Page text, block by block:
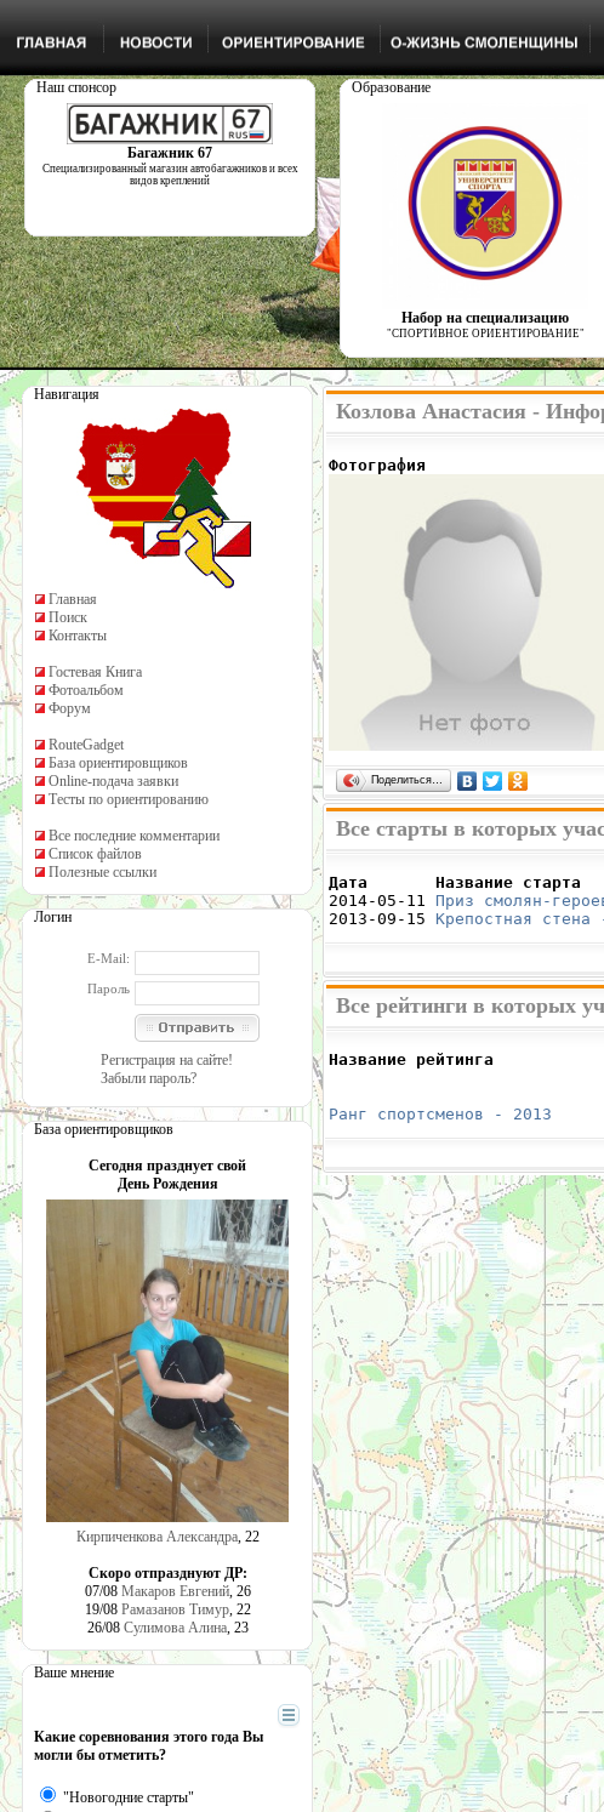
Наш спонсор
Багажник 67
Специализированный магазин автобагажников и всех
видов креплений
Образование
Набор на специализацию
"СПОРТИВНОЕ ОРИЕНТИРОВАНИЕ"
Навигация
Главная
Поиск
Контакты
Гостевая Книга
Фотоальбом
Форум
RouteGadget
База ориентировщиков
Online-подача заявки
Тесты по ориентированию
Все последние комментарии
Список файлов
Полезные ссылки
Логин
E-Mail:
Пароль
Регистрация на сайте!
Забыли пароль?
База ориентировщиков
Сегодня празднует свой
День Рождения
Кирпиченкова Александра, 22
Скоро отпразднуют ДР:
07/08 Макаров Евгений, 26
19/08 Рамазанов Тимур, 22
26/08 Сулимова Алина, 23
Ваше мнение
Какие соревнования этого года Вы
могли бы отметить?
"Новогодние старты"
Козлова Анастасия -
Фотография
Поделиться…
Все старты в которых
Дата       Название
2014-05-11 Приз смолян-
2013-09-15 Крепостная стена
Все рейтинги в которых
Название рейтинга
Ранг спортсменов - 2013